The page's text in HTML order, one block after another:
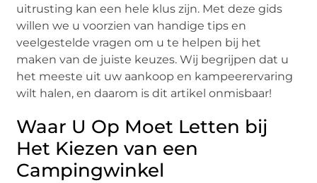
uitrusting kan een hele klus zijn. Met deze gids
willen we u voorzien van handige tips en
veelgestelde vragen om u te helpen bij het
maken van de juiste keuzes. Wij begrijpen dat u
het meeste uit uw aankoop en kampeerervaring
wilt halen, en daarom is dit artikel onmisbaar!
Waar U Op Moet Letten bij
Het Kiezen van een
Campingwinkel